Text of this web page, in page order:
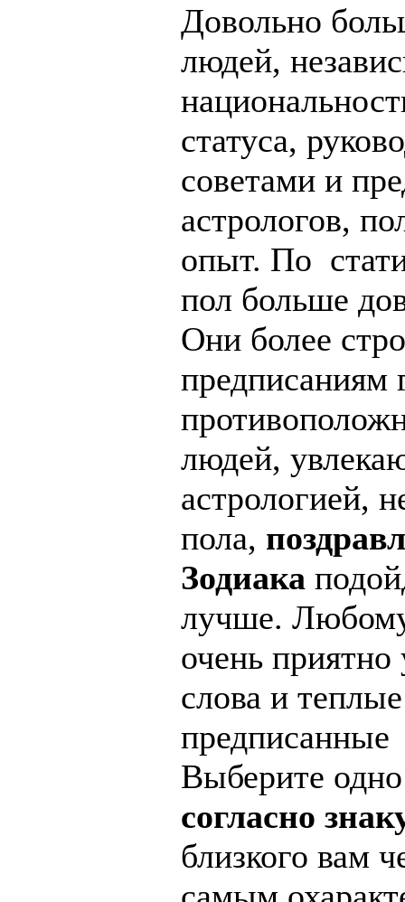
Довольно
людей,
статуса,
советами и
астрологов,
опыт. По
пол больше
Они более
предписаниям
людей,
астрологией,
пола,
Зодиака
лучше.
очень
слова и
предписанные
Выберите
согласно
близкого вам